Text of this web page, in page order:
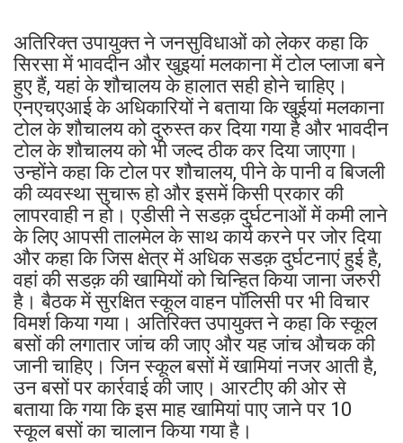
अतिरिक्त उपायुक्त ने जनसुविधाओं को लेकर कहा कि
सिरसा में भावदीन और खुइयां मलकाना में टोल प्लाजा बने
हुए हैं, यहां के शौचालय के हालात सही होने चाहिए।
एनएचएआई के अधिकारियों ने बताया कि खुईयां मलकाना
टोल के शौचालय को दुरुस्त कर दिया गया है और भावदीन
टोल के शौचालय को भी जल्द ठीक कर दिया जाएगा।
उन्होंने कहा कि टोल पर शौचालय, पीने के पानी व बिजली
की व्यवस्था सुचारू हो और इसमें किसी प्रकार की
लापरवाही न हो। एडीसी ने सडक़ दुर्घटनाओं में कमी लाने
के लिए आपसी तालमेल के साथ कार्य करने पर जोर दिया
और कहा कि जिस क्षेत्र में अधिक सडक़ दुर्घटनाएं हुई है,
वहां की सडक़ की खामियों को चिन्हित किया जाना जरुरी
है। बैठक में सुरक्षित स्कूल वाहन पॉलिसी पर भी विचार
विमर्श किया गया। अतिरिक्त उपायुक्त ने कहा कि स्कूल
बसों की लगातार जांच की जाए और यह जांच औचक की
जानी चाहिए। जिन स्कूल बसों में खामियां नजर आती है,
उन बसों पर कार्रवाई की जाए। आरटीए की ओर से
बताया कि गया कि इस माह खामियां पाए जाने पर 10
स्कूल बसों का चालान किया गया है।